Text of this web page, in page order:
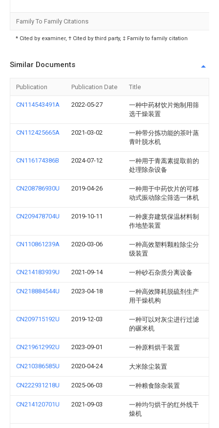
Family To Family Citations
* Cited by examiner, † Cited by third party, ‡ Family to family citation
Similar Documents
Publication Publication Date Title
CN114543491A 2022-05-27
一种中药材饮片炮制用筛
选干燥装置
CN112425665A 2021-03-02
一种带分拣功能的茶叶蒸
青叶脱水机
CN116174386B 2024-07-12
一种用于青蒿素提取前的
处理除杂设备
CN208786930U 2019-04-26
一种用于中药饮片的可移
动式振动除尘筛选一体机
CN209478704U 2019-10-11
一种废弃建筑保温材料制
作地垫装置
CN110861239A 2020-03-06
一种高效塑料颗粒除尘分
级装置
CN214183939U 2021-09-14 一种砂石杂质分离设备
CN218884544U 2023-04-18
一种高效降耗脱硫剂生产
用干燥机构
CN209715192U 2019-12-03
一种可以对灰尘进行过滤
的碾米机
CN219612992U 2023-09-01 一种原料烘干装置
CN210386585U 2020-04-24 大米除尘装置
CN222931218U 2025-06-03 一种粮食除杂装置
CN214120701U 2021-09-03
一种均匀烘干的红外线干
燥机